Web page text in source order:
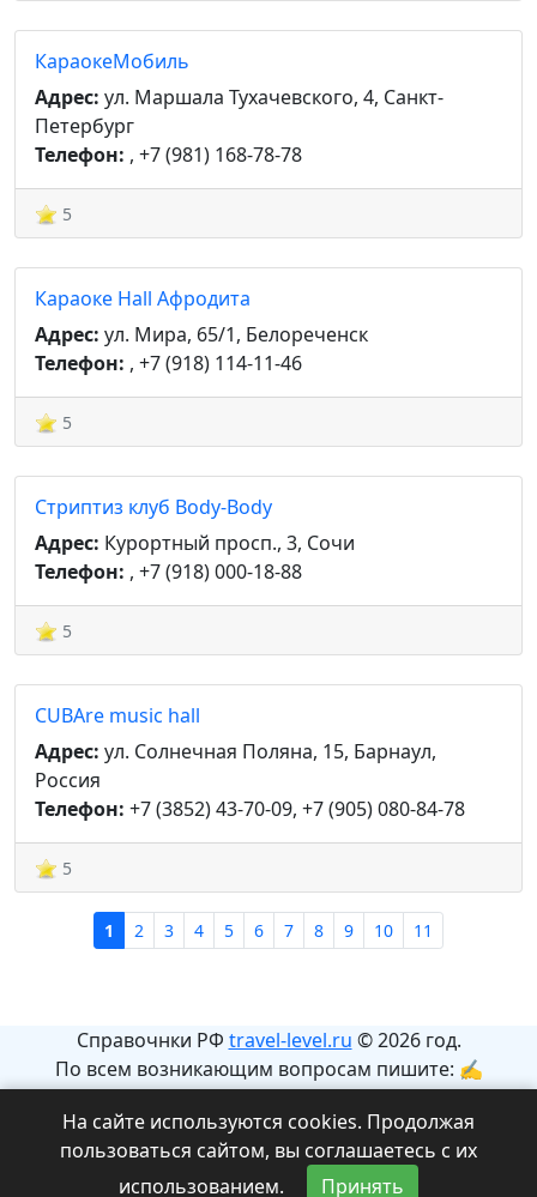
КараокеМобиль
Адрес: ул. Маршала Тухачевского, 4, Санкт-
Петербург
Телефон: , +7 (981) 168-78-78
5
Караоке Hall Афродита
Адрес: ул. Мира, 65/1, Белореченск
Телефон: , +7 (918) 114-11-46
5
Стриптиз клуб Body-Body
Адрес: Курортный просп., 3, Сочи
Телефон: , +7 (918) 000-18-88
5
CUBAre music hall
Адрес: ул. Солнечная Поляна, 15, Барнаул,
Россия
Телефон: +7 (3852) 43-70-09, +7 (905) 080-84-78
5
1 2 3 4 5 6 7 8 9 10 11
Справочнки РФ travel-level.ru © 2026 год.
По всем возникающим вопросам пишите: ✍
info@travel-level.ru
На сайте может содержаться информация с
ограничениями 12+.
На сайте используются cookies. Продолжая
пользоваться сайтом, вы соглашаетесь с их
использованием.
Принять